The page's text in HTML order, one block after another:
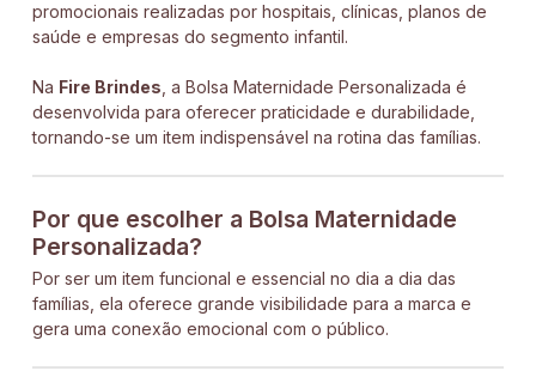
promocionais realizadas por hospitais, clínicas, planos de
saúde e empresas do segmento infantil.
Na Fire Brindes , a Bolsa Maternidade Personalizada é
desenvolvida para oferecer praticidade e durabilidade,
tornando-se um item indispensável na rotina das famílias.
Por que escolher a Bolsa Maternidade
Personalizada?
Por ser um item funcional e essencial no dia a dia das
famílias, ela oferece grande visibilidade para a marca e
gera uma conexão emocional com o público.